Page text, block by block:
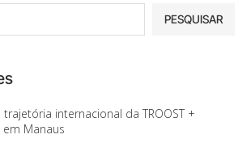
PESQUISAR
internacional da TROOST +
em Manaus